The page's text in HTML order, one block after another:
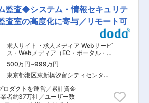
す。 ・一部在宅可能案件あ
定める業務
リティリスクへの対応 ・プ
ン対策 ・データ漏洩リス
全性に関する検討 ・音
号化、アクセス制御設計
クトとしてのデータガバ
イドライン対応強化 ・イ
・CSIRT体制整備 ・開発メ
ションの魅
ティ専任として、仕組み
既存のルールを運用するだ
100社以上あり、大規模シ
別対応まで幅広くご対応頂
く100％ＤＮＰグループ向
社勤務での就業となりま
活者に対し、幅広い事業
ビスを提供し、印刷
）の強みを組み
により、新たな価値を創
の総合印刷会社です。
様は既に売上の半分が印
ており、一般的な認識と
盤を基軸として事業が多
監査◆システム・情報セキュリテ
査室の高度化に寄与／リモート可
求人サイト・求人メディア Webサービ
ス・Webメディア（EC・ポータル・ソ
ーシャル）, 内部監査 セキュリティコ
ンサルタント・アナリスト
500万円~999万円
東京都港区東新橋汐留シティセンター
ダクトを運営／累計資金
者約37万社／ユーザー数